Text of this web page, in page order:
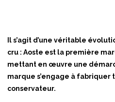
Il s’agit d’une véritable
cru : Aoste est la première
mettant en œuvre une
marque s’engage à fabriquer
conservateur.